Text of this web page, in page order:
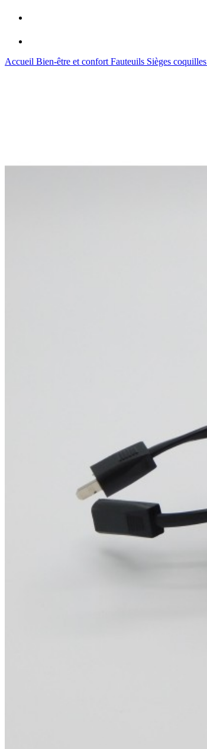
Accueil Bien-être et confort Fauteuils Sièges coquilles